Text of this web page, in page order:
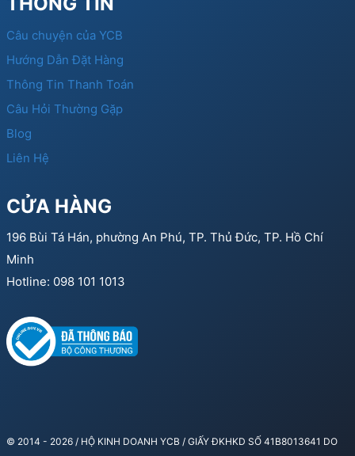
Câu chuyện của YCB
Hướng Dẫn Đặt Hàng
Thông Tin Thanh Toán
Câu Hỏi Thường Gặp
Blog
Liên Hệ
CỬA HÀNG
196 Bùi Tá Hán, phường An Phú, TP. Thủ Đức, TP. Hồ Chí
Minh
Hotline: 098 101 1013
© 2014 - 2026 / HỘ KINH DOANH YCB / GIẤY ĐKHKD SỐ 41B8013641 DO